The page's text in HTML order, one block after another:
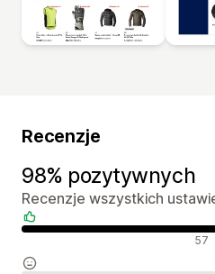
Recenzje
98% pozytywnych
Recenzje wszystkich
Pozytywne recenzje 57